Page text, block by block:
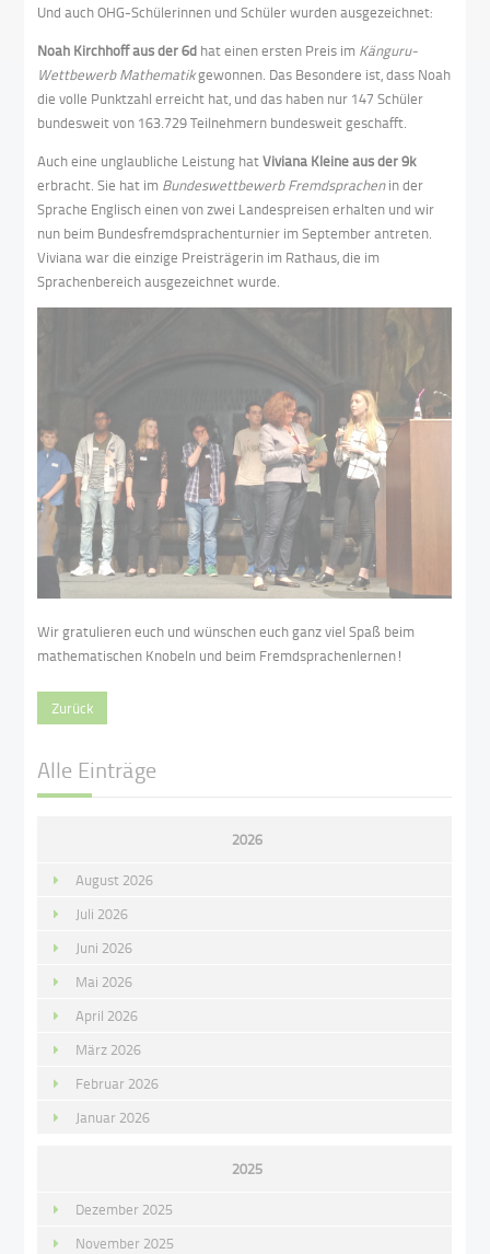
Und auch OHG-Schülerinnen und Schüler wurden ausgezeichnet:
Noah Kirchhoff aus der 6d hat einen ersten Preis im Känguru-
Wettbewerb Mathematikgewonnen. Das Besondere ist, dass Noah
die volle Punktzahl erreicht hat, und das haben nur 147 Schüler
bundesweit von 163.729 Teilnehmern bundesweit geschafft.
Auch eine unglaubliche Leistung hatViviana Kleine aus der 9k
erbracht. Sie hat im Bundeswettbewerb Fremdsprachenin der
Sprache Englisch einen von zwei Landespreisen erhalten und wir
nun beim Bundesfremdsprachenturnier im September antreten.
Viviana war die einzige Preisträgerin im Rathaus, die im
Sprachenbereich ausgezeichnet wurde.
Wir gratulieren euch und wünschen euch ganz viel Spaß beim
mathematischen Knobeln und beim Fremdsprachenlernen!
Zurück
Alle Einträge
2026
August 2026
Juli 2026
Juni 2026
Mai 2026
April 2026
März 2026
Februar 2026
Januar 2026
2025
Dezember 2025
November 2025